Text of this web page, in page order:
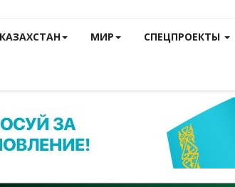
КАЗАХСТАН МИР СПЕЦПРОЕКТЫ